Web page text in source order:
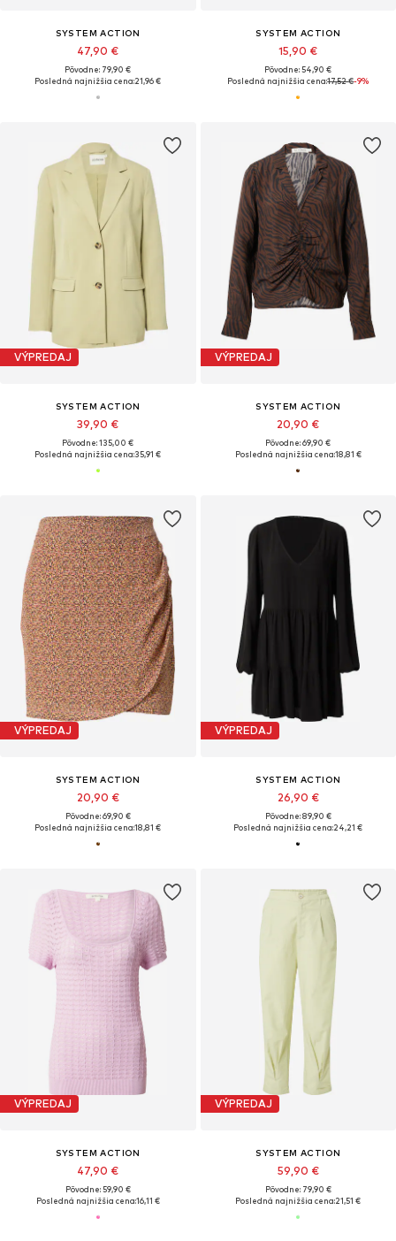
SYSTEM ACTION
47,90 €
Pôvodne: 79,90 €
Posledná najnižšia cena:21,96 €
SYSTEM ACTION
15,90 €
Pôvodne: 54,90 €
Posledná najnižšia cena:17,52 €-9%
VÝPREDAJ
SYSTEM ACTION
39,90 €
Pôvodne: 135,00 €
Posledná najnižšia cena:35,91 €
VÝPREDAJ
SYSTEM ACTION
20,90 €
Pôvodne: 69,90 €
Posledná najnižšia cena:18,81 €
VÝPREDAJ
SYSTEM ACTION
20,90 €
Pôvodne: 69,90 €
Posledná najnižšia cena:18,81 €
VÝPREDAJ
SYSTEM ACTION
26,90 €
Pôvodne: 89,90 €
Posledná najnižšia cena:24,21 €
VÝPREDAJ
SYSTEM ACTION
47,90 €
Pôvodne: 59,90 €
Posledná najnižšia cena:16,11 €
VÝPREDAJ
SYSTEM ACTION
59,90 €
Pôvodne: 79,90 €
Posledná najnižšia cena:21,51 €